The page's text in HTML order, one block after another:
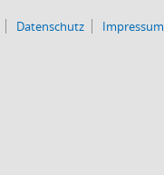
Datenschutz Impressum